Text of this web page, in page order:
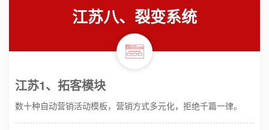
江苏八、裂变系统
江苏1、拓客模块
数十种自动营销活动模板，营销方式多元化，拒绝千篇一律。